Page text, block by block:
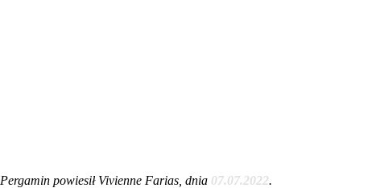
Pergamin powiesił Vivienne Farias, dnia 07.07.2022.